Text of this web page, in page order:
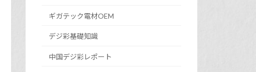
ギガテック電材OEM
デジ彩基礎知識
中国デジ彩レポート